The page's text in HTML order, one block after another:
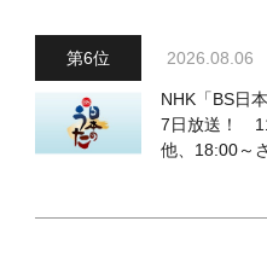
2026.08.06
NHK「BS日
7日放送！
他、18:00～